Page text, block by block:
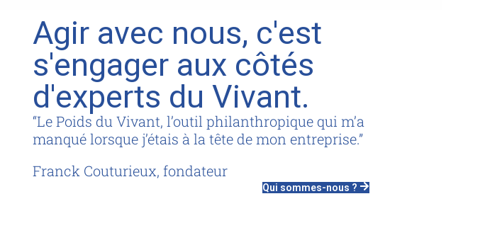
Agir avec nous, c'est
s'engager aux côtés
d'experts du Vivant.
“Le Poids du Vivant, l’outil philanthropique qui m’a
manqué lorsque j’étais à la tête de mon entreprise.”
Franck Couturieux, fondateur
Qui sommes-nous ?